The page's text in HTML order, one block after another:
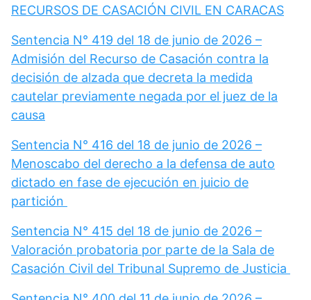
RECURSOS DE CASACIÓN CIVIL EN CARACAS
Sentencia N° 419 del 18 de junio de 2026 –
Admisión del Recurso de Casación contra la
decisión de alzada que decreta la medida
cautelar previamente negada por el juez de la
causa
Sentencia N° 416 del 18 de junio de 2026 –
Menoscabo del derecho a la defensa de auto
dictado en fase de ejecución en juicio de
partición
Sentencia N° 415 del 18 de junio de 2026 –
Valoración probatoria por parte de la Sala de
Casación Civil del Tribunal Supremo de Justicia